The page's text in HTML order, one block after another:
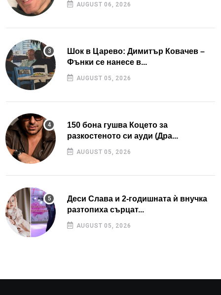
AUGUST 06, 2026
Шок в Царево: Димитър Ковачев –
Фънки се нанесе в...
AUGUST 05, 2026
150 бона гушва Коцето за
разкостеното си ауди (Дра...
AUGUST 05, 2026
Деси Слава и 2-годишната ѝ внучка
разтопиха сърцат...
AUGUST 05, 2026